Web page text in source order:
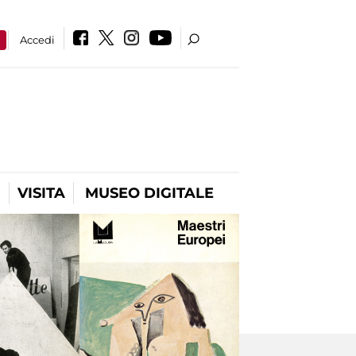
Accedi
VISITA MUSEO DIGITALE